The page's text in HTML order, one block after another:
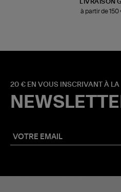
LIVRAISON
à partir de
20 € EN VOUS INSCRIVANT À LA